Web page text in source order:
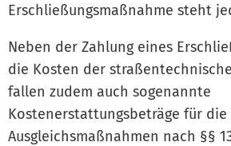
Erschließungsmaßnahme steht
Neben der Zahlung eines
die Kosten der
fallen zudem auch sogenannte
Kostenerstattungsbeträge für die
Ausgleichsmaßnahmen nach §§